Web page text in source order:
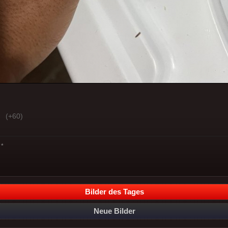
(+60)
Bilder des Tages
Neue Bilder